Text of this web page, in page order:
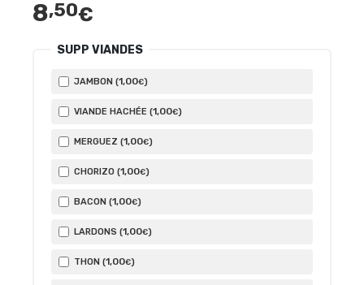
8,50€
SUPP VIANDES
JAMBON (1,00€)
VIANDE HACHÉE (1,00€)
MERGUEZ (1,00€)
CHORIZO (1,00€)
BACON (1,00€)
LARDONS (1,00€)
THON (1,00€)